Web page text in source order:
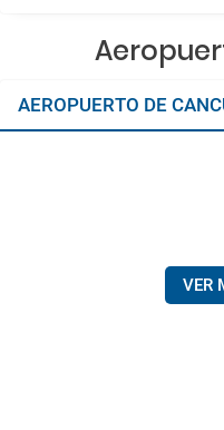
AEROPUERTO DE
VER